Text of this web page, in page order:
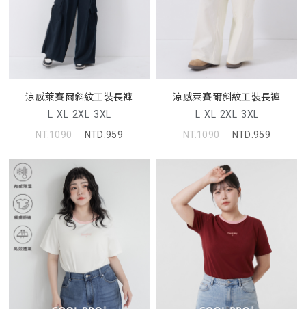
涼感萊賽爾斜紋工裝長褲
L XL 2XL 3XL
NT.1090
NTD.959
涼感萊賽爾斜紋工裝長褲
L XL 2XL 3XL
NT.1090
NTD.959